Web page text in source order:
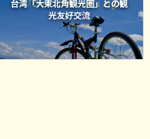
台湾「大東北角観光圏」との観
光友好交流